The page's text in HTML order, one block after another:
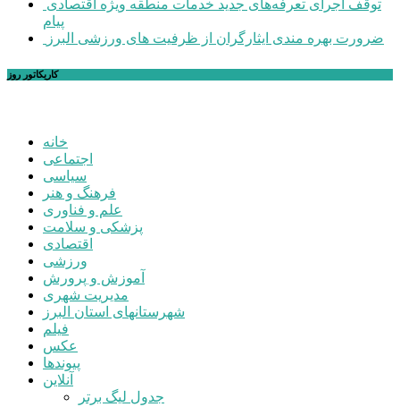
پیام
ضرورت بهره مندی ایثارگران از ظرفیت های ورزشی البرز
کاریکاتور روز
خانه
اجتماعی
سیاسی
فرهنگ و هنر
علم و فناوری
پزشکی و سلامت
اقتصادی
ورزشی
آموزش و پرورش
مدیریت شهری
شهرستانهای استان البرز
فیلم
عکس
پیوندها
آنلاین
جدول لیگ برتر